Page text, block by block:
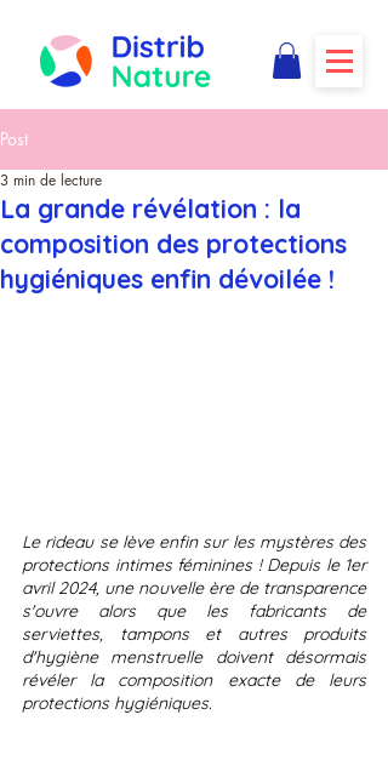
Post
La grande révélation : la
composition des protections
hygiéniques enfin dévoilée !
3 min de lecture
Le rideau se lève enfin sur les mystères des
protections intimes féminines ! Depuis le 1er
avril 2024, une nouvelle ère de transparence
s'ouvre alors que les fabricants de
serviettes, tampons et autres produits
d'hygiène menstruelle doivent désormais
révéler la composition exacte de leurs
protections hygiéniques.